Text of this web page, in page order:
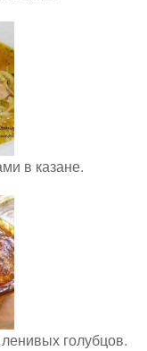
в казане.
голубцов.